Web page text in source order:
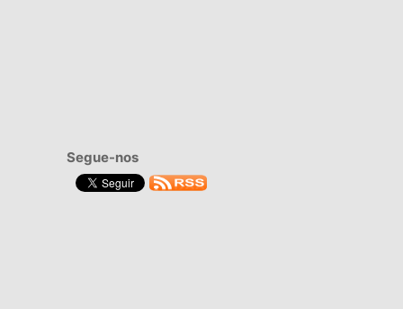
Segue-nos